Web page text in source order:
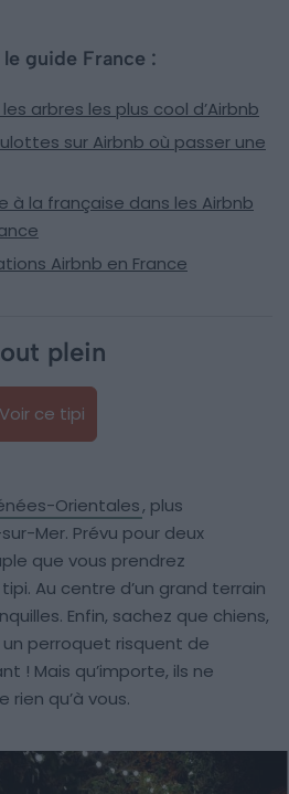
guide France :
arbres les plus cool d’Airbnb
sur Airbnb où passer une
à la française dans les Airbnb
Airbnb en France
plein
Voir ce tipi
Orientales, plus
Mer. Prévu pour deux
que vous prendrez
Au centre d’un grand terrain
Enfin, sachez que chiens,
perroquet risquent de
! Mais qu’importe, ils ne
qu’à vous.